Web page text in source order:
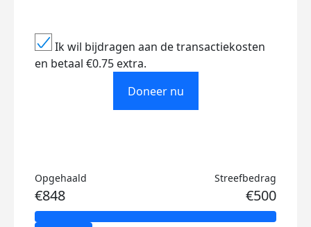
Ik wil bijdragen aan de transactiekosten
en betaal €0.75 extra.
Doneer nu
Opgehaald
€848
Streefbedrag
€500